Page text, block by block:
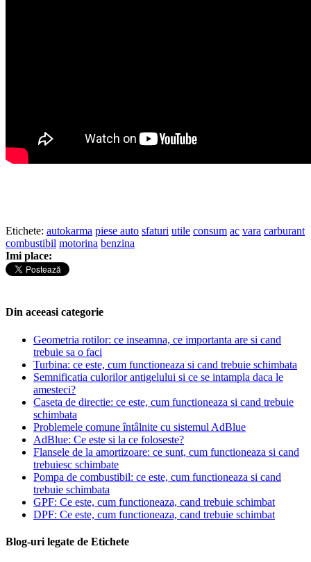
Etichete: autokarma piese auto sfaturi utile consum ac vara carburant
combustibil motorina benzina
Imi place:
Din aceeasi categorie
Geometria rotilor: ce inseamna, ce importanta are si cand
trebuie sa o faci
Turbina: ce este, cum functioneaza si cand trebuie schimbata
Semnificatia culorilor antigelului si ce se intampla daca le
amesteci?
Caseta de directie: ce este, cum functioneaza si cand trebuie
schimbata
Problemele comune întâlnite cu sistemul AdBlue
AdBlue: Ce este si la ce foloseste?
Flansele de la amortizoare: ce sunt, cum functioneaza si cand
trebuiesc schimbate
Pompa de combustibil: ce este, cum functioneaza si cand
trebuie schimbata
GPF: Ce este, cum functioneaza, cand trebuie schimbat
DPF: Ce este, cum functioneaza, cand trebuie schimbat
Blog-uri legate de Etichete